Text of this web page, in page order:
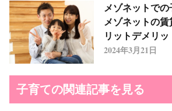
メゾネットで
メゾネットの
リットデメリッ
2024年3月21日
子育ての関連記事を見る